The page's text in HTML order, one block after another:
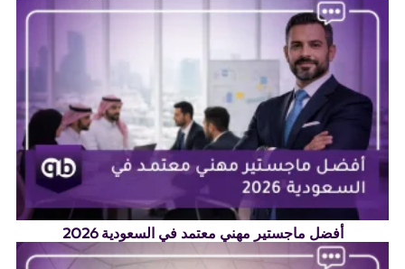
أفضل ماجستير مهني معتمد في السعودية 2026